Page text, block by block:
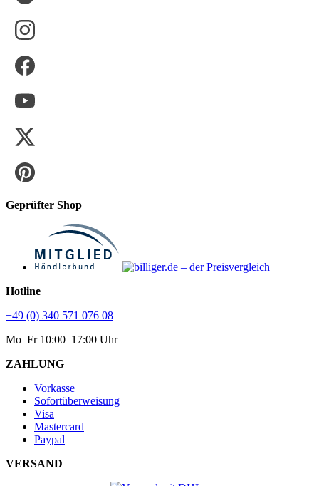
Geprüfter Shop
Hotline
+49 (0) 340 571 076 08
Mo–Fr 10:00–17:00 Uhr
ZAHLUNG
Vorkasse
Sofortüberweisung
Visa
Mastercard
Paypal
VERSAND